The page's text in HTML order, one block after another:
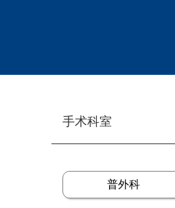
普外科
手术科室